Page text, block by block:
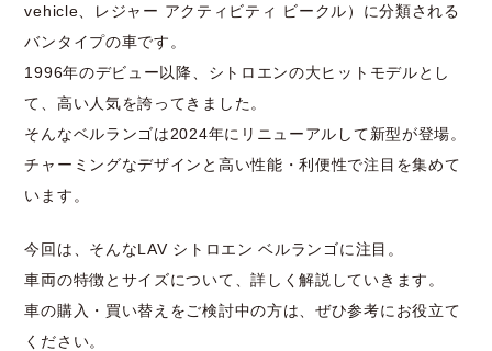
vehicle、レジャー アクティビティ ビークル）に分類される
バンタイプの車です。
1996年のデビュー以降、シトロエンの大ヒットモデルとし
て、高い人気を誇ってきました。
そんなベルランゴは2024年にリニューアルして新型が登場。
チャーミングなデザインと高い性能・利便性で注目を集めて
います。
今回は、そんなLAV シトロエン ベルランゴに注目。
車両の特徴とサイズについて、詳しく解説していきます。
車の購入・買い替えをご検討中の方は、ぜひ参考にお役立て
ください。